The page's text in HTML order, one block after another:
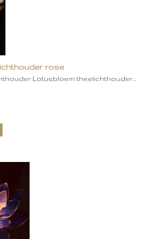
rose
Lotusbloem theelichthouder…